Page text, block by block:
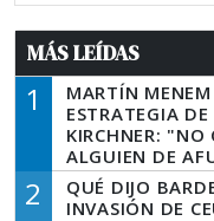
MÁS LEÍDAS
1
MARTÍN
ESTRATEGIA
KIRCHNER: "NO
ALGUIEN DE
DECIR A LA
TIENE QUE
2
QUÉ DIJO
INVASIÓN DE